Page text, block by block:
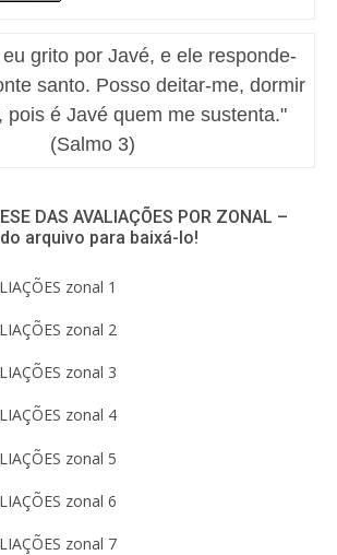
grito por Javé, e ele responde-
santo. Posso deitar-me, dormir
pois é Javé quem me sustenta."
(Salmo 3)
DAS AVALIAÇÕES POR ZONAL –
arquivo para baixá-lo!
zonal 1
zonal 2
zonal 3
zonal 4
zonal 5
zonal 6
zonal 7